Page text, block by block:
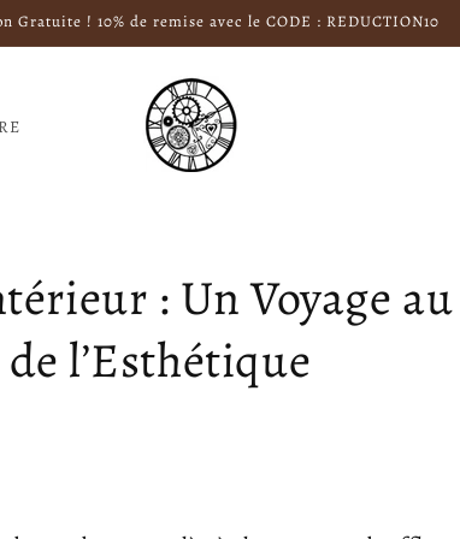
Gratuite ! 10% de remise avec le CODE : REDUCTION10
: Un Voyage
l’Esthétique